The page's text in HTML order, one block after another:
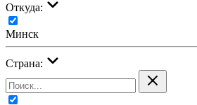
Откуда:
Минск
Страна: